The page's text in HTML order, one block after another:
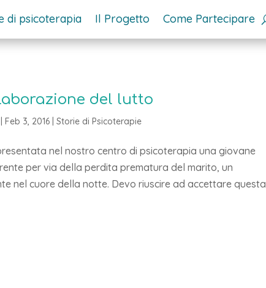
di psicoterapia Il Progetto Come Partecipare
del lutto
|Feb 3, 2016 |Storie di Psicoterapie
nel nostro centro di psicoterapia una giovane
per via della perdita prematura del marito, un
nel cuore della notte. Devo riuscire ad accettare questa